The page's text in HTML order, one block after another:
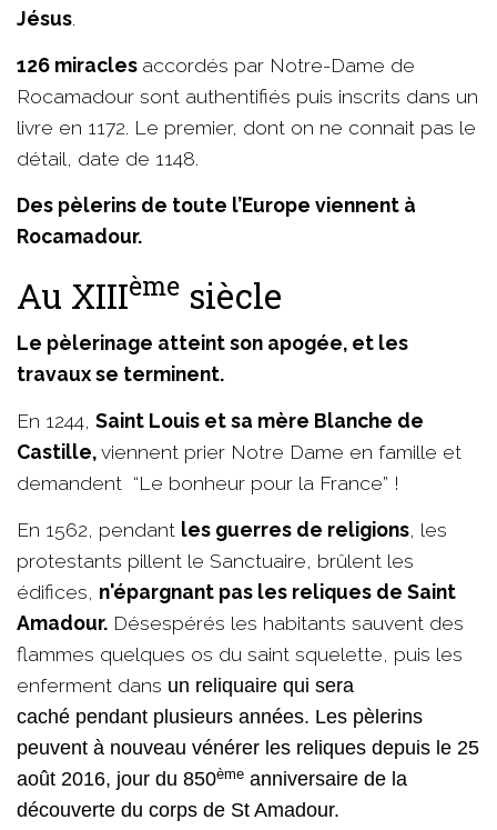
Jésus.
126 miracles accordés par Notre-Dame de
Rocamadour sont authentifiés puis inscrits dans un
livre en 1172. Le premier, dont on ne connait pas le
détail, date de 1148.
Des pèlerins de toute l’Europe viennent à
Rocamadour.
Au XIIIème siècle
Le pèlerinage atteint son apogée, et les
travaux se terminent.
En 1244, Saint Louis et sa mère Blanche de
Castille,viennent prier Notre Dame en famille et
demandent “Le bonheur pour la France” !
En 1562, pendant les guerres de religions, les
protestants pillent le Sanctuaire, brûlent les
édifices, n'épargnant pas les reliques de Saint
Amadour. Désespérés les habitants sauvent des
flammes quelques os du saint squelette, puis les
enferment dans un reliquaire qui sera
caché pendant plusieurs années. Les pèlerins
peuvent à nouveau vénérer les reliques depuis le 25
août 2016, jour du 850ème anniversaire de la
découverte du corps de St Amadour.